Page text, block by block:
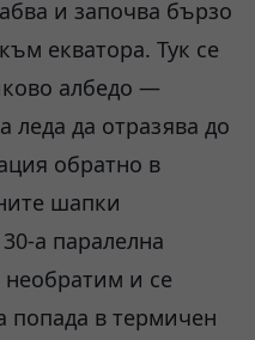
и започва бързо
екватора. Тук се
албедо —
леда да отразява до
обратно в
шапки
а паралелна
и се
попада в термичен